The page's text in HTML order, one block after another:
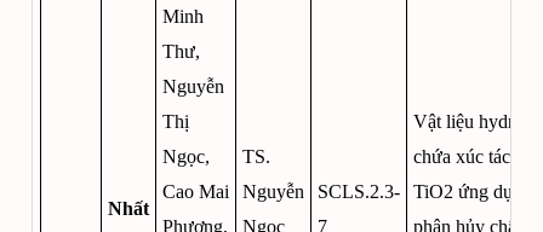
Nhất
Minh
Thư,
Nguyễn
Thị
Ngọc,
Cao Mai
Phương,
TS.
Nguyễn
Ngọc
SCLS.2.3-
7
Vật liệu
chứa xúc tác
TiO2 ứng dụng
phân hủy chất